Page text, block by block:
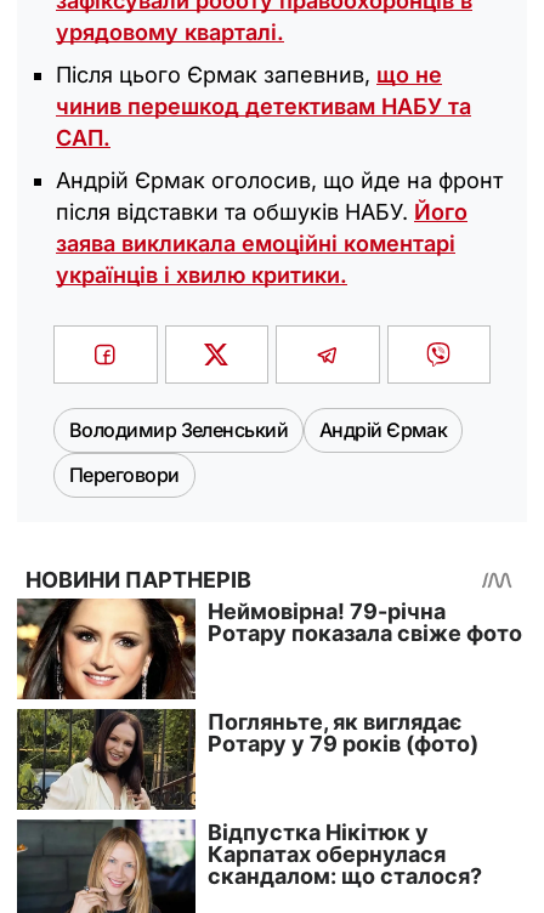
урядовому кварталі.
Після цього Єрмак запевнив, що не
чинив перешкод детективам НАБУ та
САП.
Андрій Єрмак оголосив, що йде на фронт
після відставки та обшуків НАБУ. Його
заява викликала емоційні коментарі
українців і хвилю критики.
Володимир Зеленський
Андрій Єрмак
Переговори